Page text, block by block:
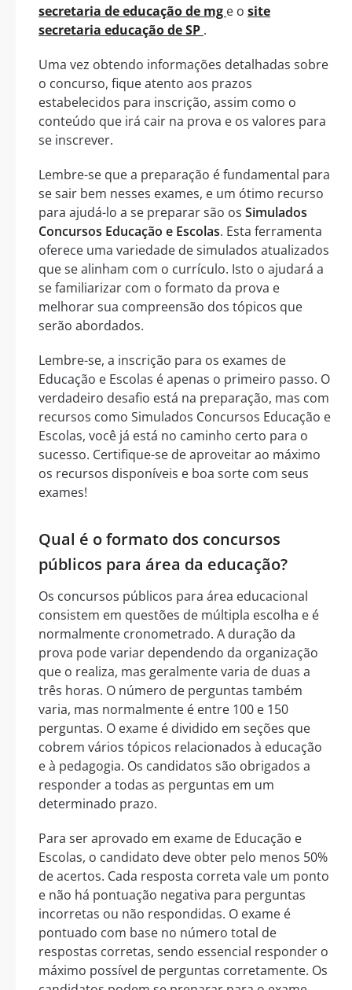
secretaria de educação de mg e o site
secretaria educação de SP .
Uma vez obtendo informações detalhadas sobre
o concurso, fique atento aos prazos
estabelecidos para inscrição, assim como o
conteúdo que irá cair na prova e os valores para
se inscrever.
Lembre-se que a preparação é fundamental para
se sair bem nesses exames, e um ótimo recurso
para ajudá-lo a se preparar são os Simulados
Concursos Educação e Escolas. Esta ferramenta
oferece uma variedade de simulados atualizados
que se alinham com o currículo. Isto o ajudará a
se familiarizar com o formato da prova e
melhorar sua compreensão dos tópicos que
serão abordados.
Lembre-se, a inscrição para os exames de
Educação e Escolas é apenas o primeiro passo. O
verdadeiro desafio está na preparação, mas com
recursos como Simulados Concursos Educação e
Escolas, você já está no caminho certo para o
sucesso. Certifique-se de aproveitar ao máximo
os recursos disponíveis e boa sorte com seus
exames!
Qual é o formato dos concursos
públicos para área da educação?
Os concursos públicos para área educacional
consistem em questões de múltipla escolha e é
normalmente cronometrado. A duração da
prova pode variar dependendo da organização
que o realiza, mas geralmente varia de duas a
três horas. O número de perguntas também
varia, mas normalmente é entre 100 e 150
perguntas. O exame é dividido em seções que
cobrem vários tópicos relacionados à educação
e à pedagogia. Os candidatos são obrigados a
responder a todas as perguntas em um
determinado prazo.
Para ser aprovado em exame de Educação e
Escolas, o candidato deve obter pelo menos 50%
de acertos. Cada resposta correta vale um ponto
e não há pontuação negativa para perguntas
incorretas ou não respondidas. O exame é
pontuado com base no número total de
respostas corretas, sendo essencial responder o
máximo possível de perguntas corretamente. Os